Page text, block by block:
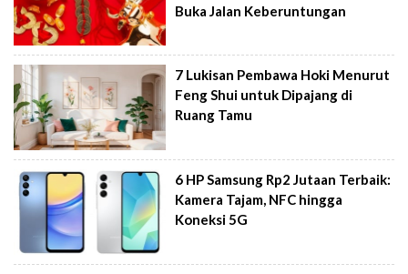
Buka Jalan Keberuntungan
7 Lukisan Pembawa Hoki Menurut
Feng Shui untuk Dipajang di
Ruang Tamu
6 HP Samsung Rp2 Jutaan Terbaik:
Kamera Tajam, NFC hingga
Koneksi 5G